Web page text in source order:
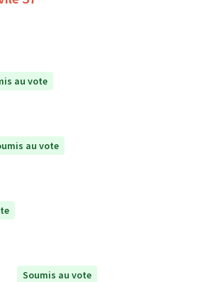
au vote
au vote
Soumis au vote